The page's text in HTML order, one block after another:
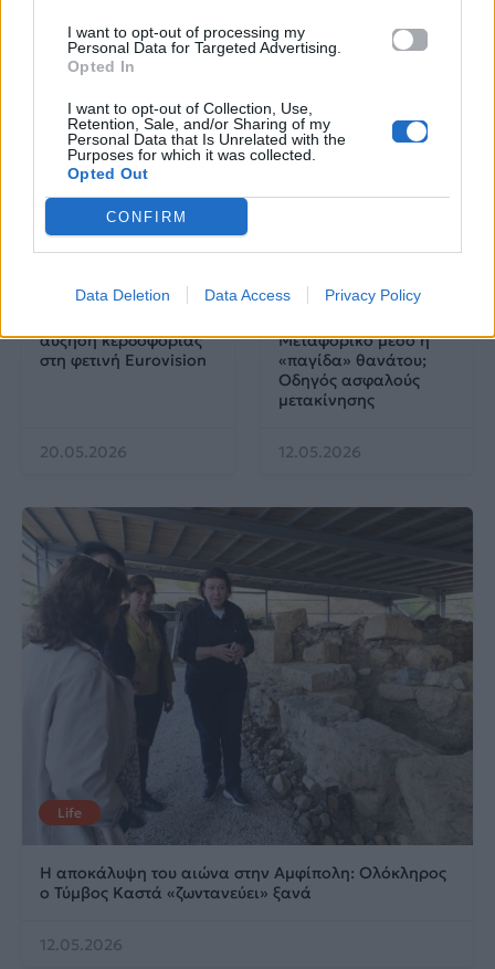
I want to opt-out of processing my
Personal Data for Targeted Advertising.
Opted In
I want to opt-out of Collection, Use,
Retention, Sale, and/or Sharing of my
Personal Data that Is Unrelated with the
Purposes for which it was collected.
Opted Out
CONFIRM
Data Deletion Data Access Privacy Policy
25.06.2026
AKTOR4TheFuture
αύξηση κερδοφορίας
στη φετινή Eurovision
20.05.2026
Μεταφορικό μέσο ή
«παγίδα» θανάτου;
Οδηγός ασφαλούς
μετακίνησης
12.05.2026
Life
Η αποκάλυψη του αιώνα στην Αμφίπολη: Ολόκληρος
ο Τύμβος Καστά «ζωντανεύει» ξανά
12.05.2026